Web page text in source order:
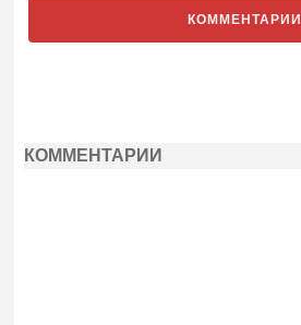
КОММЕНТАРИИ
КОММЕНТАРИИ